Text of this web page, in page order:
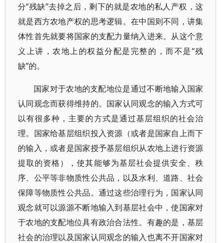
分“残缺”去掉之后，剩下的就是农地的私人产权，这
就是西方农地产权的思考逻辑。在中国则不同，讲集
体性首先就要将国家的支配力量纳入进来。从这个意
义上讲，农地上的权益分配是完整的，而不是“残
缺”的。
国家对于农地的支配地位是通过不断地输入国家
认同观念而获得维持的。国家认同观念的输入方式可
以有很多种，主要的方式是通过基层组织的社会治
理。国家给基层组织投入资源（或者是国家自上而下
的输入，或者是国家授予基层组织从农地上进行资源
提取的资格），使其能够为基层社会提供安全、秩
序、公平等非物质性公共品，以及水利、道路、社会
保障等物质性公共品。通过这些治理行为，国家认同
观念就可以源源不断地输入到基层社会中，使国家对
于农地的支配地位具有政治合法性。有趣的是，基层
社会的治理以及国家认同观念的输入也离不开国家对